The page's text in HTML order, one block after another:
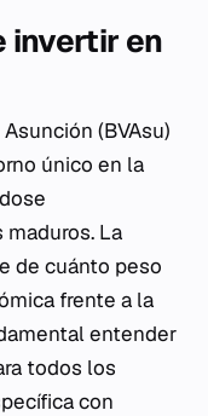
invertir en
(BVAsu)
único en la
La
de cuánto peso
frente a la
entender
todos los
con